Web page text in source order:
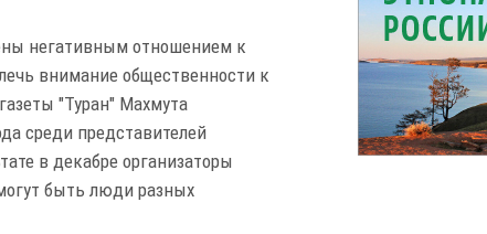
негативным отношением к
внимание общественности к
"Туран" Махмута
среди представителей
в декабре организаторы
быть люди разных